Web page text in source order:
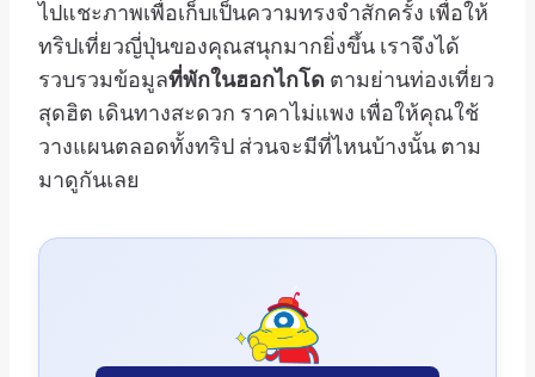
ไปแชะภาพเพื่อเก็บเป็นความทรงจำสักครั้ง เพื่อให้
ทริปเที่ยวญี่ปุ่นของคุณสนุกมากยิ่งขึ้น เราจึงได้
รวบรวมข้อมูลที่พักในฮอกไกโด ตามย่านท่องเที่ยว
สุดฮิต เดินทางสะดวก ราคาไม่แพง เพื่อให้คุณใช้
วางแผนตลอดทั้งทริป ส่วนจะมีที่ไหนบ้างนั้น ตาม
มาดูกันเลย